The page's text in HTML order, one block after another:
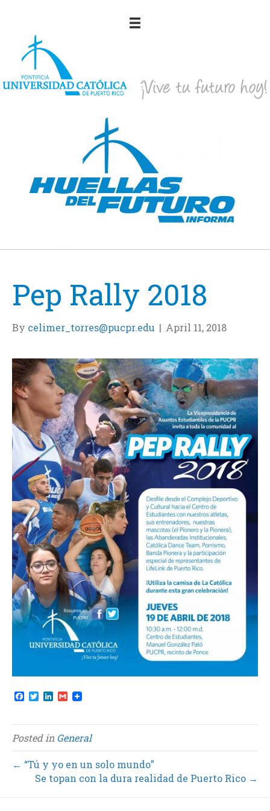
Pep Rally 2018
By celimer_torres@pucpr.edu | April 11, 2018
F
a
e
b
o
o
k
T
w
t
t
e
r
L
k
e
d
I
n
G
m
i
l
Posted inGeneral
← “Tú y yo en un solo mundo”
Se topan con la dura realidad de Puerto Rico →